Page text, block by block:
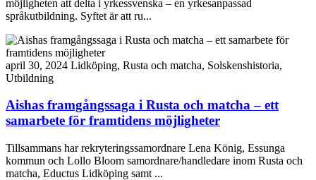
möjligheten att delta i yrkessvenska – en yrkesanpassad
språkutbildning. Syftet är att ru...
april 30, 2024 Lidköping, Rusta och matcha, Solskenshistoria,
Utbildning
Aishas framgångssaga i Rusta och matcha – ett
samarbete för framtidens möjligheter
Tillsammans har rekryteringssamordnare Lena König, Essunga
kommun och Lollo Bloom samordnare/handledare inom Rusta och
matcha, Eductus Lidköping samt ...